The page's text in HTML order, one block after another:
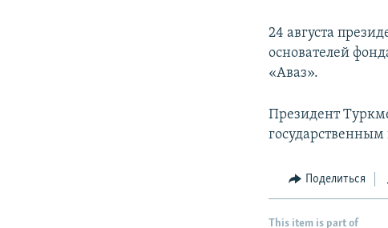
24 августа
основателей
«Аваз».
Президент
государственным
Поделиться
This item is part of